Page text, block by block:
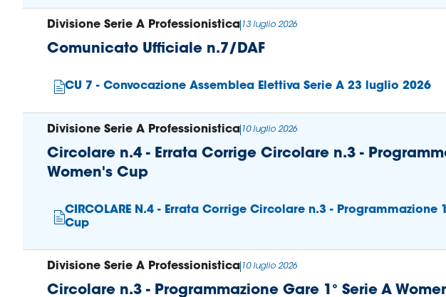
Comunicato Ufficiale n.7/DAF
CU 7 - Convocazione Assemblea Elettiva Serie A 23 luglio 2026
Divisione Serie A Professionistica 13 luglio 2026
Circolare n.4 - Errata Corrige Circolare n.3 -
Women's Cup
CIRCOLARE N.4 - Errata Corrige Circolare n.3 - Programmazione
Cup
Divisione Serie A Professionistica 10 luglio 2026
Circolare n.3 - Programmazione Gare 1° Serie A
Divisione Serie A Professionistica 10 luglio 2026